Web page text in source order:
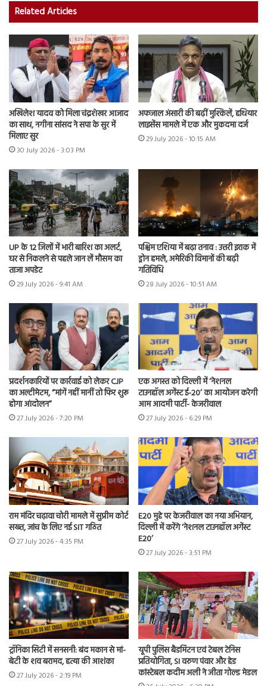
Related Articles
अखिलेश यादव को मिला चंद्रशेखर आजाद
का साथ, नगीना सांसद ने सपा के सुर में
मिलाए सुर
30 July 2026 - 3:03 PM
अफजाल अंसारी की बढ़ीं मुश्किलें, हथियार
लाइसेंस मामले में एक और मुकदमा दर्ज
29 July 2026 - 10:15 AM
UP के 12 जिलों में भारी बारिश का अलर्ट,
घर से निकलने से पहले जान लें मौसम का
ताजा अपडेट
29 July 2026 - 9:41 AM
पश्चिम एशिया में बढ़ा तनाव : उत्तरी इराक में
ड्रोन हमले, अमेरिकी विमानों की बढ़ी
गतिविधि
28 July 2026 - 10:51 AM
प्रदर्शनकारियों पर कार्रवाई को लेकर CJP
का अल्टीमेटम, “मांगें नहीं मानीं तो फिर शुरू
होगा आंदोलन”
27 July 2026 - 7:20 PM
एक अगस्त को दिल्ली में ‘नेशनल
टाउनहॉल अगेंस्ट ई-20’ का आयोजन करेगी
आम आदमी पार्टी- केजरीवाल
27 July 2026 - 6:29 PM
राम मंदिर चढ़ावा चोरी मामले में सुप्रीम कोर्ट
सख्त, जांच के लिए नई SIT गठित
27 July 2026 - 4:35 PM
E20 मुद्दे पर केजरीवाल का नया अभियान,
दिल्ली में करेंगे ‘नेशनल टाउनहॉल अगेंस्ट
E20’
27 July 2026 - 3:51 PM
ट्रॉनिका सिटी में सनसनी: बंद मकान से मां-
बेटी के शव बरामद, हत्या की आशंका
27 July 2026 - 2:19 PM
यूपी पुलिस बैडमिंटन एवं टेबल टेनिस
प्रतियोगिता, SI वरुण पंवार और हेड
कांस्टेबल कदीम अली ने जीता गोल्ड मेडल